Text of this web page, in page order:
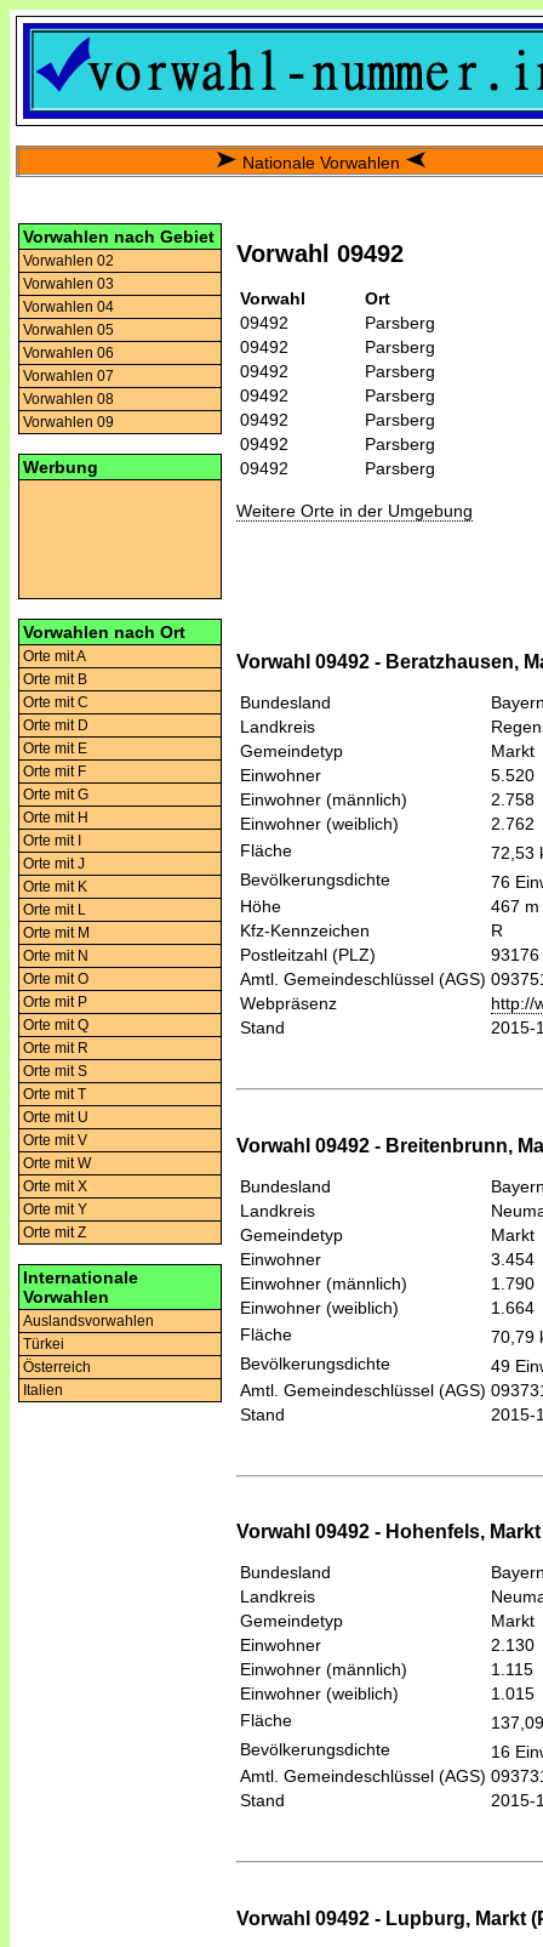
Nationale Vorwahlen
Vorwahlen nach Gebiet
Vorwahlen 02
Vorwahlen 03
Vorwahlen 04
Vorwahlen 05
Vorwahlen 06
Vorwahlen 07
Vorwahlen 08
Vorwahlen 09
Werbung
Vorwahlen nach Ort
Orte mit A
Orte mit B
Orte mit C
Orte mit D
Orte mit E
Orte mit F
Orte mit G
Orte mit H
Orte mit I
Orte mit J
Orte mit K
Orte mit L
Orte mit M
Orte mit N
Orte mit O
Orte mit P
Orte mit Q
Orte mit R
Orte mit S
Orte mit T
Orte mit U
Orte mit V
Orte mit W
Orte mit X
Orte mit Y
Orte mit Z
Internationale
Vorwahlen
Auslandsvorwahlen
Türkei
Österreich
Italien
Vorwahl 09492
Vorwahl
Ort
09492
Parsberg
09492
Parsberg
09492
Parsberg
09492
Parsberg
09492
Parsberg
09492
Parsberg
09492
Parsberg
Weitere Orte in der Umgebung
Vorwahl 09492 - Beratzhausen,
Bundesland
Landkreis
Gemeindetyp
Markt
Einwohner
5.520
Einwohner (männlich)
2.758
Einwohner (weiblich)
2.762
Fläche
72,53
Bevölkerungsdichte
76
Höhe
467 m
Kfz-Kennzeichen
R
Postleitzahl (PLZ)
93176
Amtl. Gemeindeschlüssel (AGS)
Webpräsenz
http://
Stand
2015-
Vorwahl 09492 - Breitenbrunn,
Bundesland
Landkreis
Gemeindetyp
Markt
Einwohner
3.454
Einwohner (männlich)
1.790
Einwohner (weiblich)
1.664
Fläche
70,79
Bevölkerungsdichte
49
Amtl. Gemeindeschlüssel (AGS)
Stand
2015-
Vorwahl 09492 - Hohenfels,
Bundesland
Landkreis
Gemeindetyp
Markt
Einwohner
2.130
Einwohner (männlich)
1.115
Einwohner (weiblich)
1.015
Fläche
Bevölkerungsdichte
16
Amtl. Gemeindeschlüssel (AGS)
Stand
2015-
Vorwahl 09492 - Lupburg, Markt